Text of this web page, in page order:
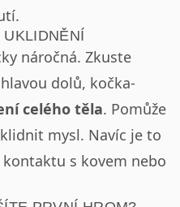
náročná. Zkuste
dolů, kočka-
celého těla. Pomůže
mysl. Navíc je to
s kovem nebo